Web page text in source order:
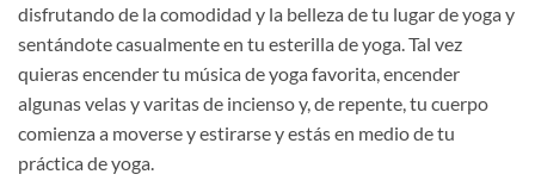
disfrutando de la comodidad y la belleza de tu lugar de yoga y
sentándote casualmente en tu esterilla de yoga. Tal vez
quieras encender tu música de yoga favorita, encender
algunas velas y varitas de incienso y, de repente, tu cuerpo
comienza a moverse y estirarse y estás en medio de tu
práctica de yoga.